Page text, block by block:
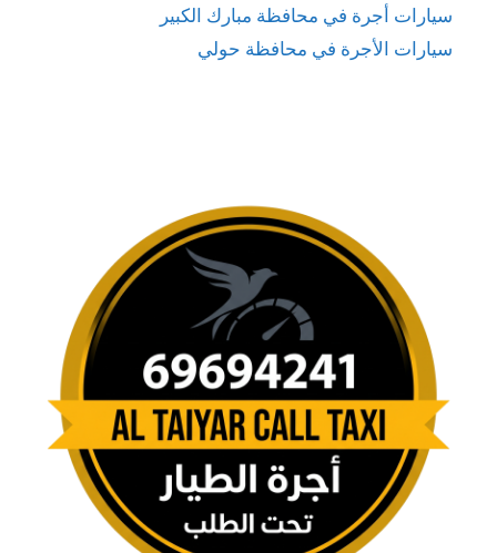
سيارات أجرة في محافظة مبارك الكبير
سيارات الأجرة في محافظة حولي